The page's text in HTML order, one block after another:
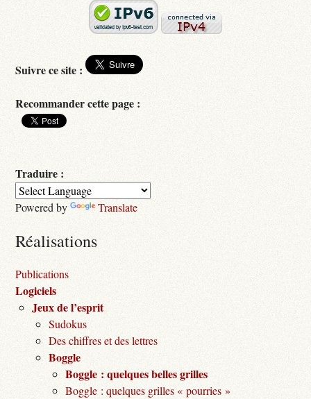
Suivre ce site :
Recommander cette page :
Traduire :
Powered by Translate
Réalisations
Publications
Logiciels
Jeux de l’esprit
Sudokus
Des chiffres et des lettres
Boggle
Boggle : quelques belles grilles
Boggle : quelques grilles « pourries »